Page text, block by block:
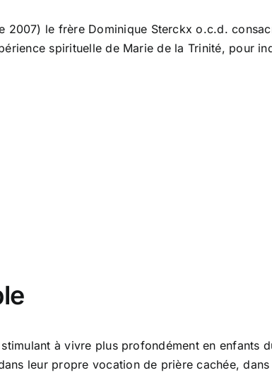
2007) le frère Dominique Sterckx o.c.d.
spirituelle de Marie de la Trinité, pour
à vivre plus profondément en enfants
leur propre vocation de prière cachée,